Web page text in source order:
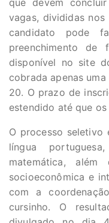
que devem
vagas, divididas
candidato pode
preenchimento de
disponível no site
cobrada apenas
20. O prazo de
estendido até que
O processo seletivo
língua
matemática,
socioeconômica e
com a
cursinho. O